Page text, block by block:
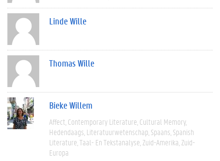
Linde Wille
Thomas Wille
Bieke Willem
Affect Contemporary Literature Cultural Memory
Hedendaags Literatuurwetenschap Spaans Spanish
Literature Taal- En Tekstanalyse Zuid-Amerika Zuid-
Europa